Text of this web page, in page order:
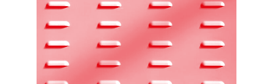
ART. 10 LEGGE APPLICABILE
Le presenti condizioni generali di vendita sono
sottoposte alla Legge italiana.